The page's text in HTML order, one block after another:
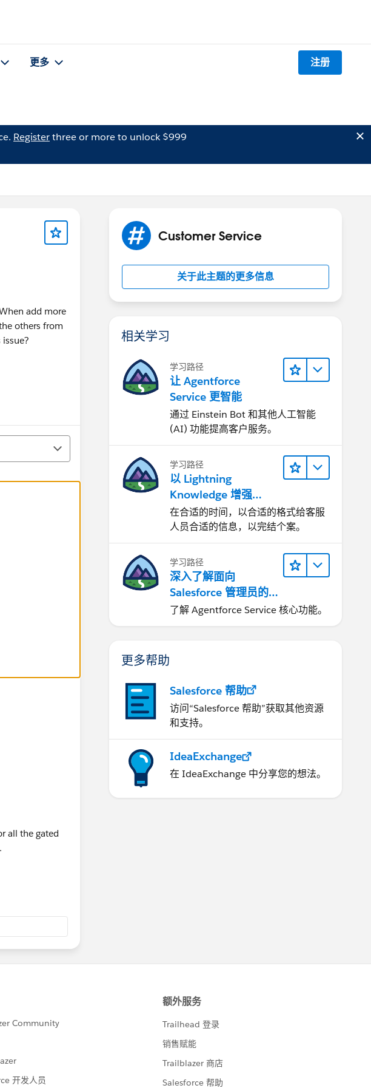
更多 注册
Registerthree or more to unlock $999
add more
others from
all the gated
Customer Service
关于此主题的更多信息
相关学习
学习路径
让 Agentforce
Service 更智能
通过 Einstein Bot 和其他人工智能
(AI) 功能提高客户服务。
学习路径
以 Lightning
Knowledge 增强
Agentforce Service
在合适的时间，以合适的格式给客服
人员合适的信息，以完结个案。
学习路径
深入了解面向
Salesforce 管理员的
Agentforce Service
了解 Agentforce Service 核心功能。
更多帮助
Salesforce 帮助
访问“Salesforce 帮助”获取其他资源
和支持。
IdeaExchange
在 IdeaExchange 中分享您的想法。